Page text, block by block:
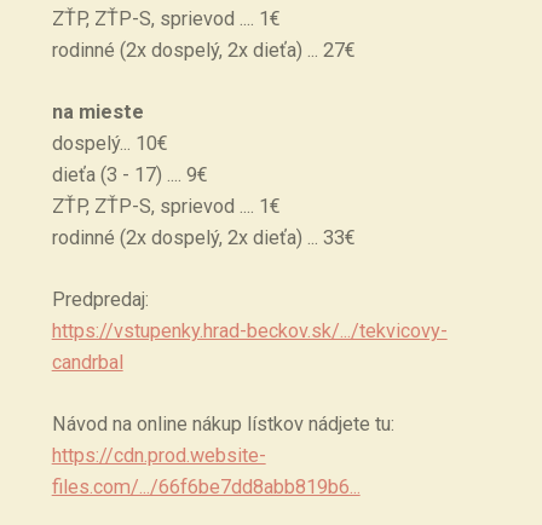
ZŤP, ZŤP-S, sprievod .... 1€
rodinné (2x dospelý, 2x dieťa) ... 27€
na mieste
dospelý... 10€
dieťa (3 - 17) .... 9€
ZŤP, ZŤP-S, sprievod .... 1€
rodinné (2x dospelý, 2x dieťa) ... 33€
Predpredaj:
https://vstupenky.hrad-beckov.sk/.../tekvicovy-
candrbal
Návod na online nákup lístkov nádjete tu:
https://cdn.prod.website-
files.com/.../66f6be7dd8abb819b6...